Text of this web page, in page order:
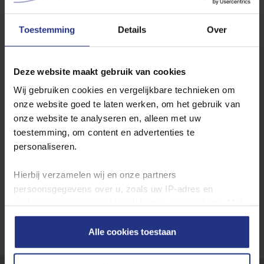
Toestemming Details Over
Deze website maakt gebruik van cookies
Wij gebruiken cookies en vergelijkbare technieken om
onze website goed te laten werken, om het gebruik van
onze website te analyseren en, alleen met uw
toestemming, om content en advertenties te
personaliseren.
Hierbij verzamelen wij en onze partners
persoonsgegevens over u, zoals uw IP‑adres en
deze gegevens kunnen wij een profiel van u opbouwen
zodat wij onze content en communicatie kunnen
afstemmen op uw voorkeuren. Partners kunnen deze
Alle cookies toestaan
Lith Loosbroek
productielocatie.
Waterkwaliteit in andere plaatsen
Locatie